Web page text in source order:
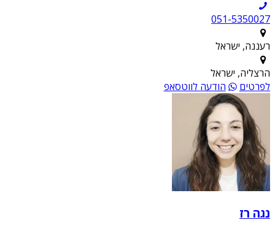
051-5350027
רעננה, ישראל
הרצליה, ישראל
לפרטים
הודעה לווטסאפ
נגה רז